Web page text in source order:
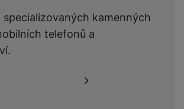
specializovaných kamenných
telefonů a